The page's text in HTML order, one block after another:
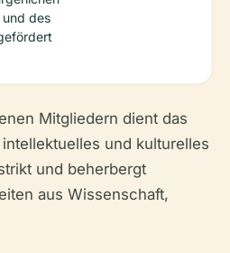
des
Mitgliedern dient das
und kulturelles
und beherbergt
aus Wissenschaft,